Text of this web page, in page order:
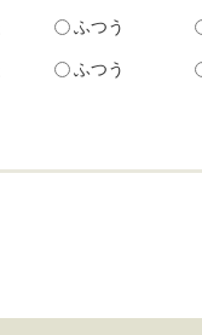
ふつう
ふつう